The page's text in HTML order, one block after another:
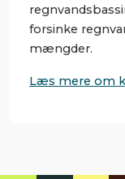
forsinke
mængder.
Læs mere om